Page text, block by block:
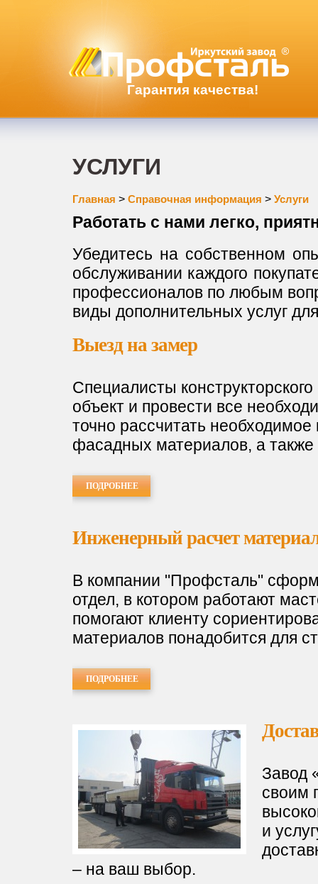
Гарантия качества!
УСЛУГИ
Главная > Справочная информация > Услуги
Работать с нами легко,
Убедитесь на собственном
обслуживании каждого
профессионалов по любым
виды дополнительных услуг
Выезд на замер
Специалисты
объект и провести все
точно рассчитать
фасадных материалов, а также
ПОДРОБНЕЕ
Инженерный расчет
В компании "Профсталь"
отдел, в котором работают
помогают клиенту
материалов понадобится для
ПОДРОБНЕЕ
Завод
своим
и
– на ваш выбор.
Задать вопрос